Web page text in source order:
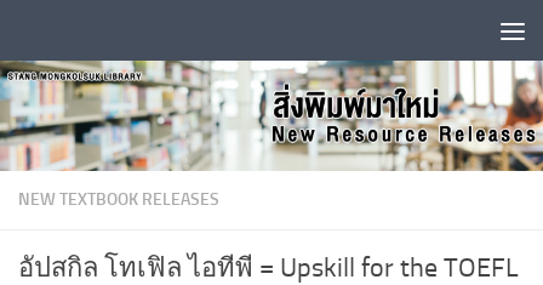
NEW TEXTBOOK RELEASES
อัปสกิล โทเฟิล ไอทีพี = Upskill for the TOEFL